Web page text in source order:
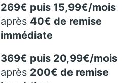
269€ puis 15,99€/mois
après 40€ de remise
immédiate
369€ puis 20,99€/mois
après 200€ de remise